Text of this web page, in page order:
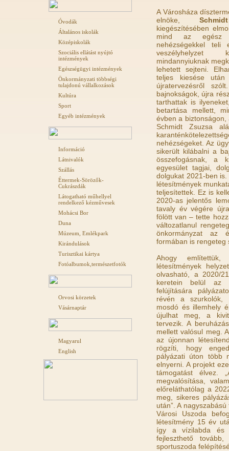
Óvodák
Általános iskolák
Középiskolák
Szociális ellátást nyújtó
intézmények
Egészségügyi intézmények
Önkormányzati többségi
tulajdonú vállalkozások
Kultúra
Sport
Egyéb intézmények
Információ
Látnivalók
Szállás
Éttermek-Sörözők-
Cukrászdák
Látogatható műhellyel
rendelkező kézművesek
Mohácsi Bor
Duna
Múzeum, Emlékpark
Kirándulások
Turisztikai kártya
Fotóalbumok,természetfotók
Orvosi körzetek
Vásárnaptár
Magyarul
English
A Városháza
elnöke,
kiegészítésében
mind az egész
nehézségekkel teli
veszélyhelyzet
mindannyiuknak
lehetett sejteni.
teljes kiesése
újratervezésről
bajnokságok, újra
tarthattak is
betartása mellett,
évben a
Schmidt Zsuzsa
nehézségeket. Az
sikerült kilábalni a
összefogásnak, a
egyesület tagjai,
dolgukat 2021-ben
létesítmények
teljesítettek. Ez is
2020-as jelentős
tavaly év végére
fölött van – tette
változatlanul
önkormányzat az
formában is rengeteg
Ahogy
létesítmények
olvasható, a 2020/
keretein belül az
felújítására
révén a szurkolók,
mosdó és illemhely
újulhat meg, a
tervezik. A
mellett valósul meg.
az újonnan
rögzíti, hogy
pályázati úton több
elnyerni. A projekt
támogatást élvez.
megvalósítása,
előreláthatólag a
meg, sikeres
után”. A
Városi Uszoda
létesítmény 15 év
így a vízilabda és
fejleszthető
sportuszoda